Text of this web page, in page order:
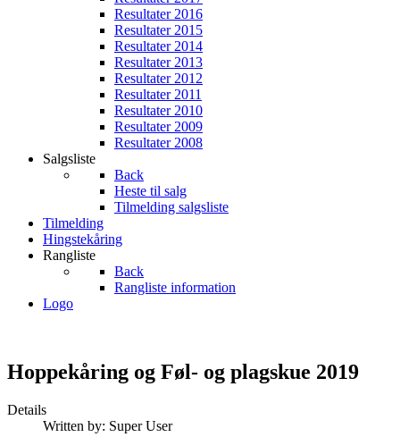
Resultater 2016
Resultater 2015
Resultater 2014
Resultater 2013
Resultater 2012
Resultater 2011
Resultater 2010
Resultater 2009
Resultater 2008
Salgsliste
Back
Heste til salg
Tilmelding salgsliste
Tilmelding
Hingstekåring
Rangliste
Back
Rangliste information
Logo
Hoppekåring og Føl- og plagskue 2019
Details
Written by: Super User